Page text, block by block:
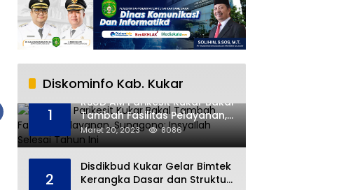
Diskominfo Kab. Kukar
1
RSUD AM Parikesit Kukar Bakal
Tambah Fasilitas Pelayanan,
Sunggono: Insyallah Selesai
Tahun Ini
Maret 20, 2023 8086
2
Disdikbud Kukar Gelar Bimtek
Kerangka Dasar dan Struktur